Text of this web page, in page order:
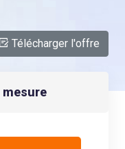
Télécharger l'offre
mesure